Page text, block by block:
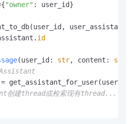
"owner" : user_id}
user_assistant.
id
(user_id: str, content: str
Assistant
get_assistant_for_user(user_id)
创建thread或检索现有thread...